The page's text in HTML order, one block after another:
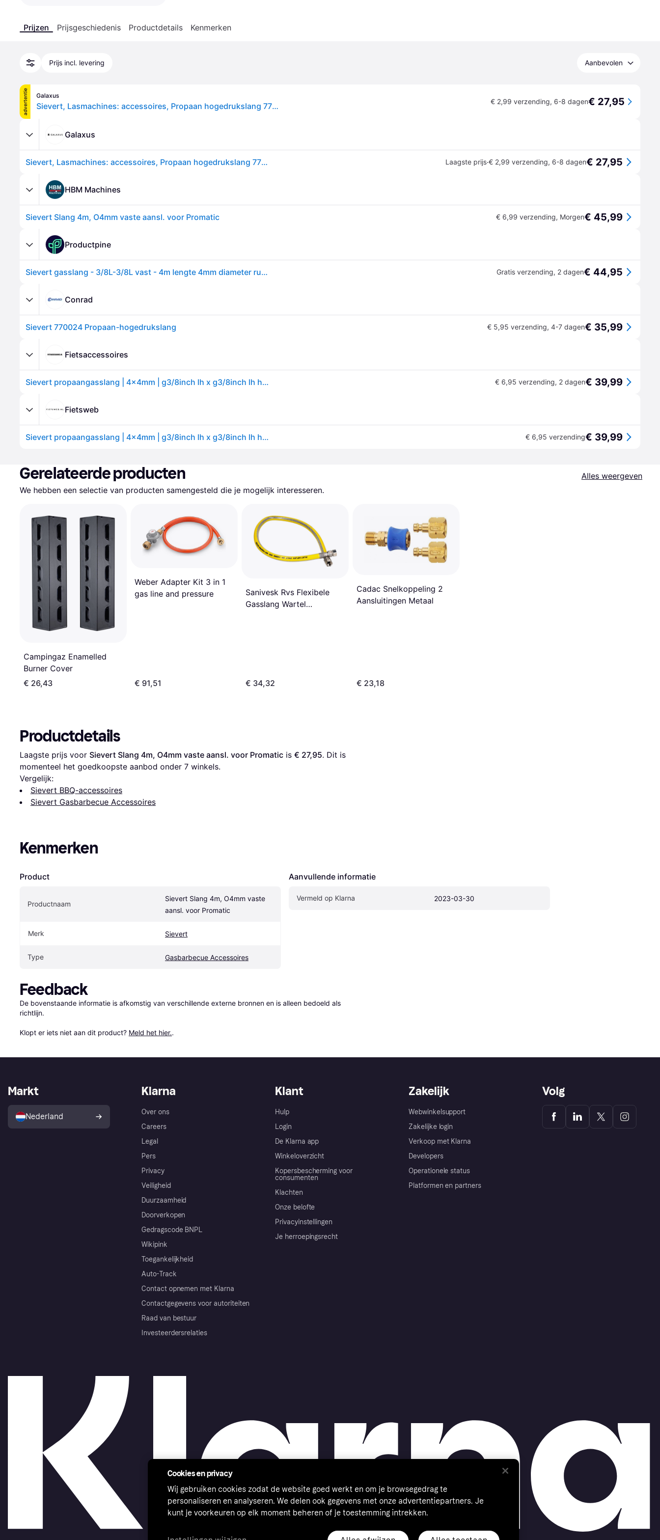
Prijzen Prijsgeschiedenis Productdetails Kenmerken
Prijs incl. levering Aanbevolen
advertentie Galaxus
Sievert, Lasmachines: accessoires, Propaan hogedrukslang 770024 € 2,99 verzending, 6-8 dagen€ 27,95
Galaxus
Sievert, Lasmachines: accessoires, Propaan hogedrukslang 770024 Laagste prijs·€ 2,99 verzending, 6-8 dagen€ 27,95
HBM Machines
Sievert Slang 4m, O4mm vaste aansl. voor Promatic € 6,99 verzending, Morgen€ 45,99
Productpine
Sievert gasslang - 3/8L-3/8L vast - 4m lengte 4mm diameter rubber Gratis verzending, 2 dagen€ 44,95
Conrad
Sievert 770024 Propaan-hogedrukslang € 5,95 verzending, 4-7 dagen€ 35,99
Fietsaccessoires
Sievert propaangasslang | 4x4mm | g3/8inch lh x g3/8inch lh hoge druk | lengte 4 m | 1 stuk - 770024 770024 € 6,95 verzending, 2 dagen€ 39,99
Fietsweb
Sievert propaangasslang | 4x4mm | g3/8inch lh x g3/8inch lh hoge druk | lengte 4 m | 1 stuk - 770024 770024 € 6,95 verzending€ 39,99
Gerelateerde producten
Alles weergeven
We hebben een selectie van producten samengesteld die je mogelijk interesseren.
Campingaz Enamelled
Burner Cover
€ 26,43
Weber Adapter Kit 3 in 1
gas line and pressure
€ 91,51
Sanivesk Rvs Flexibele
Gasslang Wartel
€ 34,32
Cadac Snelkoppeling 2
Aansluitingen Metaal
€ 23,18
Productdetails
Laagste prijs voor Sievert Slang 4m, O4mm vaste aansl. voor Promatic is € 27,95. Dit is
momenteel het goedkoopste aanbod onder 7 winkels.
Vergelijk:
Sievert BBQ-accessoires
Sievert Gasbarbecue Accessoires
Kenmerken
Product
Productnaam
Sievert Slang 4m, O4mm vaste
aansl. voor Promatic
Merk Sievert
Type Gasbarbecue Accessoires
Aanvullende informatie
Vermeld op Klarna 2023-03-30
Feedback
De bovenstaande informatie is afkomstig van verschillende externe bronnen en is alleen bedoeld als
richtlijn.
Klopt er iets niet aan dit product? Meld het hier..
Klarna
Over ons
Careers
Legal
Pers
Privacy
Veiligheid
Duurzaamheid
Doorverkopen
Gedragscode BNPL
Wikipink
Toegankelijkheid
Auto-Track
Contact opnemen met Klarna
Contactgegevens voor autoriteiten
Raad van bestuur
Investeerdersrelaties
Klant
Hulp
Login
De Klarna app
Winkeloverzicht
Kopersbescherming voor
consumenten
Klachten
Onze belofte
Privacyinstellingen
Je herroepingsrecht
Zakelijk
Webwinkelsupport
Zakelijke login
Verkoop met Klarna
Developers
Operationele status
Platformen en partners
Markt
Nederland
Volg
Cookies en privacy
Wij gebruiken cookies zodat de website goed werkt en om je browsegedrag te
personaliseren en analyseren. We delen ook gegevens met onze advertentiepartners. Je
kunt je voorkeuren op elk moment beheren of je toestemming intrekken.